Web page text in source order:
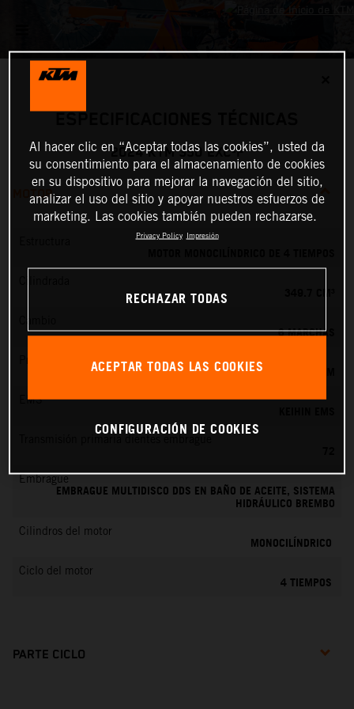
2024 KTM 350 EXC-F
MOTOR
6 MARCHAS
Preparación de la mezcla
KEIHIN EFI, TOBERA DE 42 MM
EMS
Embrague
EMBRAGUE MULTIDISCO DDS EN BAÑO DE ACEITE, SISTEMA
HIDRÁULICO BREMBO
Cilindros del motor
MONOCILÍNDRICO
Ciclo del motor
4 TIEMPOS
PARTE CICLO
Al hacer clic en “Aceptar todas las cookies”, usted da
su consentimiento para el almacenamiento de cookies
en su dispositivo para mejorar la navegación del sitio,
analizar el uso del sitio y apoyar nuestros esfuerzos de
marketing. Las cookies también pueden rechazarse.
Privacy Policy Impresión
RECHAZAR TODAS
ACEPTAR TODAS LAS COOKIES
CONFIGURACIÓN DE COOKIES